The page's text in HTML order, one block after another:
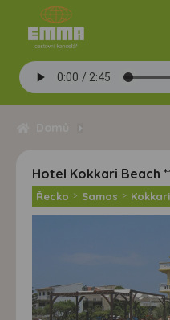
Hotel Kokkari Beach
Řecko > Samos > Kokkari